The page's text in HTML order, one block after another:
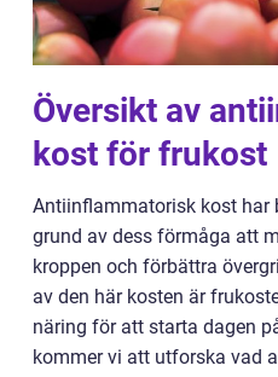
Översikt av
kost för frukost
Antiinflammatorisk kost har
grund av dess förmåga att
kroppen och förbättra
av den här kosten är
näring för att starta dagen
kommer vi att utforska vad